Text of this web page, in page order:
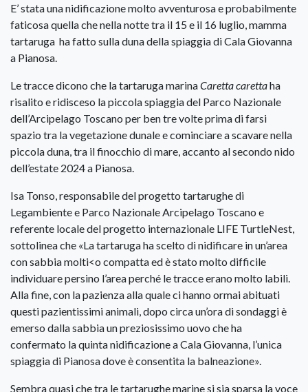
E’ stata una nidificazione molto avventurosa e probabilmente
faticosa quella che nella notte tra il 15 e il 16 luglio, mamma
tartaruga ha fatto sulla duna della spiaggia di Cala Giovanna
a Pianosa.
Le tracce dicono che la tartaruga marinaCaretta carettaha
risalito e ridisceso la piccola spiaggia del Parco Nazionale
dell’Arcipelago Toscano per ben tre volte prima di farsi
spazio tra la vegetazione dunale e cominciare a scavare nella
piccola duna, tra il finocchio di mare, accanto al secondo nido
dell’estate 2024 a Pianosa.
Isa Tonso, responsabile del progetto tartarughe di
Legambiente e Parco Nazionale Arcipelago Toscano e
referente locale del progetto internazionale LIFE TurtleNest,
sottolinea che «La tartaruga ha scelto di nidificare in un’area
con sabbia molti<o compatta ed è stato molto difficile
individuare persino l’area perché le tracce erano molto labili.
Alla fine, con la pazienza alla quale ci hanno ormai abituati
questi pazientissimi animali, dopo circa un’ora di sondaggi è
emerso dalla sabbia un preziosissimo uovo che ha
confermato la quinta nidificazione a Cala Giovanna, l’unica
spiaggia di Pianosa dove è consentita la balneazione».
Sembra quasi che tra le tartarughe marine si sia sparsa la voce